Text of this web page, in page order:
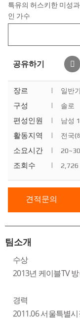
특유의 허스키한 미성
인 가수
공유하기
장르 | 일반
구성 | 솔로
편성인원 | 남성
활동지역 | 전국(
소요시간 |
조회수 | 2,726
견적문의
팀소개
수상
2013년 케이블TV
경력
2011.06 서울특별